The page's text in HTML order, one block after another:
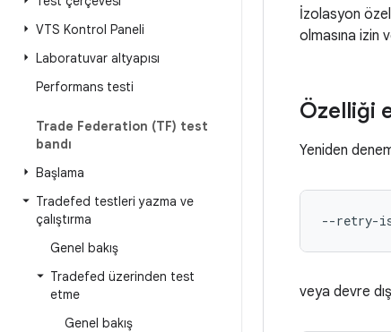
VTS Kontrol Paneli
Laboratuvar altyapısı
Performans testi
Trade Federation (TF) test
bandı
Başlama
Tradefed testleri yazma ve
çalıştırma
Genel bakış
Tradefed üzerinden test
etme
Genel bakış
İzolasyon
olmasına izin
Özelliği
Yeniden
--retry-
veya devre